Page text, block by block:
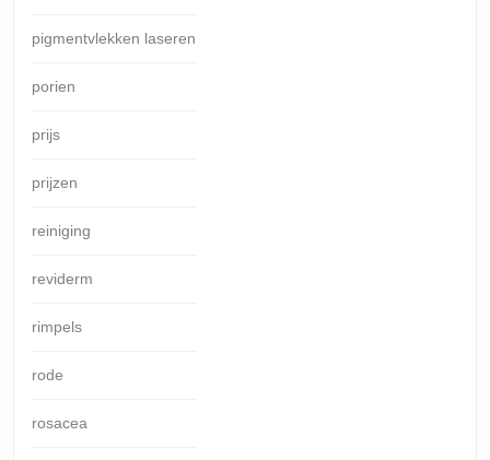
pigmentvlekken laseren
porien
prijs
prijzen
reiniging
reviderm
rimpels
rode
rosacea